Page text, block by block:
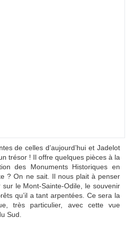
de celles d’aujourd’hui et Jadelot
trésor ! Il offre quelques pièces à la
des Monuments Historiques en
? On ne sait. Il nous plait à penser
le Mont-Sainte-Odile, le souvenir
qu’il a tant arpentées. Ce sera la
très particulier, avec cette vue
Sud.